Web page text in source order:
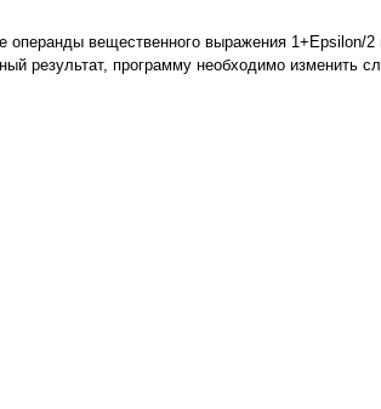
операнды вещественного выражения 1+Epsilon/
результат, программу необходимо изменить